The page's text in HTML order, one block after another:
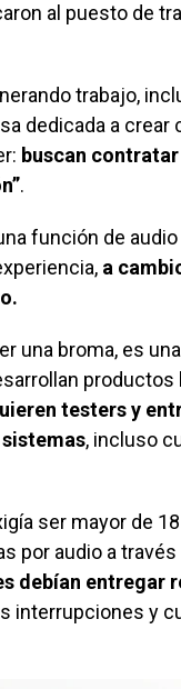
al puesto de
trabajo,
dedicada a
buscan
.
función de
a
una broma, es
productos
testers y
, incluso
ser mayor de
por audio a
debían entregar
interrupciones y